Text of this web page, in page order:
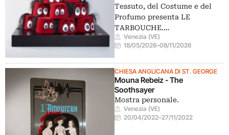
Tessuto, del Costume e del
Profumo presenta LE
TARBOUCHE.…
Venezia (VE)
18/05/2026–08/11/2026
CHIESA ANGLICANA DI ST. GEORGE
Mouna Rebeiz - The
Soothsayer
Mostra personale.
Venezia (VE)
20/04/2022–27/11/2022